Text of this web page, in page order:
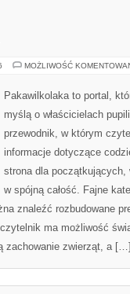
MOŻLIWOŚĆ
Pakawilkolaka to portal,
myślą o właścicielach
przewodnik, w którym
informacje dotyczące
strona dla początkujących,
w spójną całość. Fajne
znaleźć rozbudowane
ma możliwość
zachowanie zwierząt, a